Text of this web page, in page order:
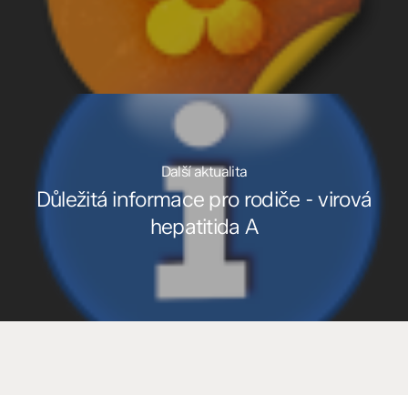
Další aktualita
Důležitá informace pro rodiče - virová
hepatitida A